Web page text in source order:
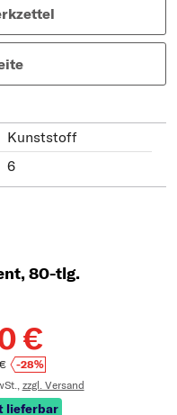
Kunststoff
6
80-tlg.
€
-28%
zzgl. Versand
lieferbar